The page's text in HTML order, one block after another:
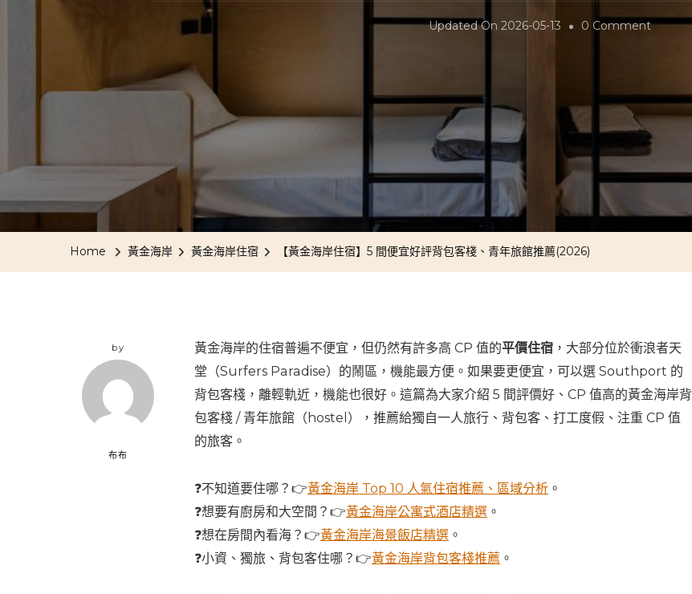
Updated On 2026-05-13 0 CommentOn
海
岸
住
5
間
便
包
客
棧、
青
Home 黃金海岸 黃金海岸住宿 【黃金海岸住宿】5 間便宜好評背包客棧、青年旅館推薦(2026)
by
布布
黃金海岸的住宿普遍不便宜，但仍然有許多高 CP 值的平價住宿 ，大部分位於衝浪者天
堂（Surfers Paradise）的鬧區，機能最方便。如果要更便宜，可以選 Southport 的
背包客棧，離輕軌近，機能也很好。這篇為大家介紹 5 間評價好、CP 值高的黃金海岸背
包客棧 / 青年旅館（hostel），推薦給獨自一人旅行、背包客、打工度假、注重 CP 值
的旅客。
❓不知道要住哪？👉黃金海岸 Top 10 人氣住宿推薦、區域分析 。
❓想要有廚房和大空間？👉黃金海岸公寓式酒店精選 。
❓想在房間內看海？👉黃金海岸海景飯店精選 。
❓小資、獨旅、背包客住哪？👉黃金海岸背包客棧推薦 。